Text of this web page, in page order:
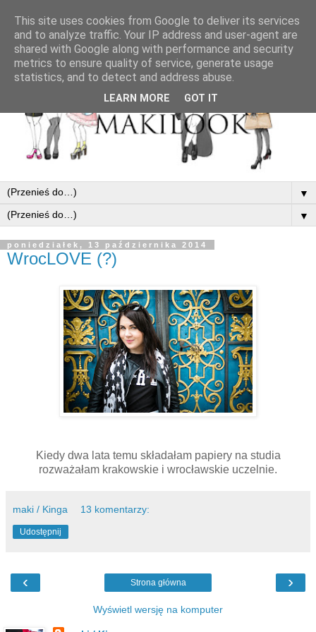
▼
▼
poniedziałek, 13 października 2014
WrocLOVE (?)
Kiedy dwa lata temu składałam papiery na studia
rozważałam krakowskie i wrocławskie uczelnie.
maki / Kinga 13 komentarzy:
Udostępnij
‹ ›
Strona główna
Wyświetl wersję na komputer
This site uses cookies from Google to deliver its services
and to analyze traffic. Your IP address and user-agent are
shared with Google along with performance and security
metrics to ensure quality of service, generate usage
statistics, and to detect and address abuse.
LEARN MORE GOT IT